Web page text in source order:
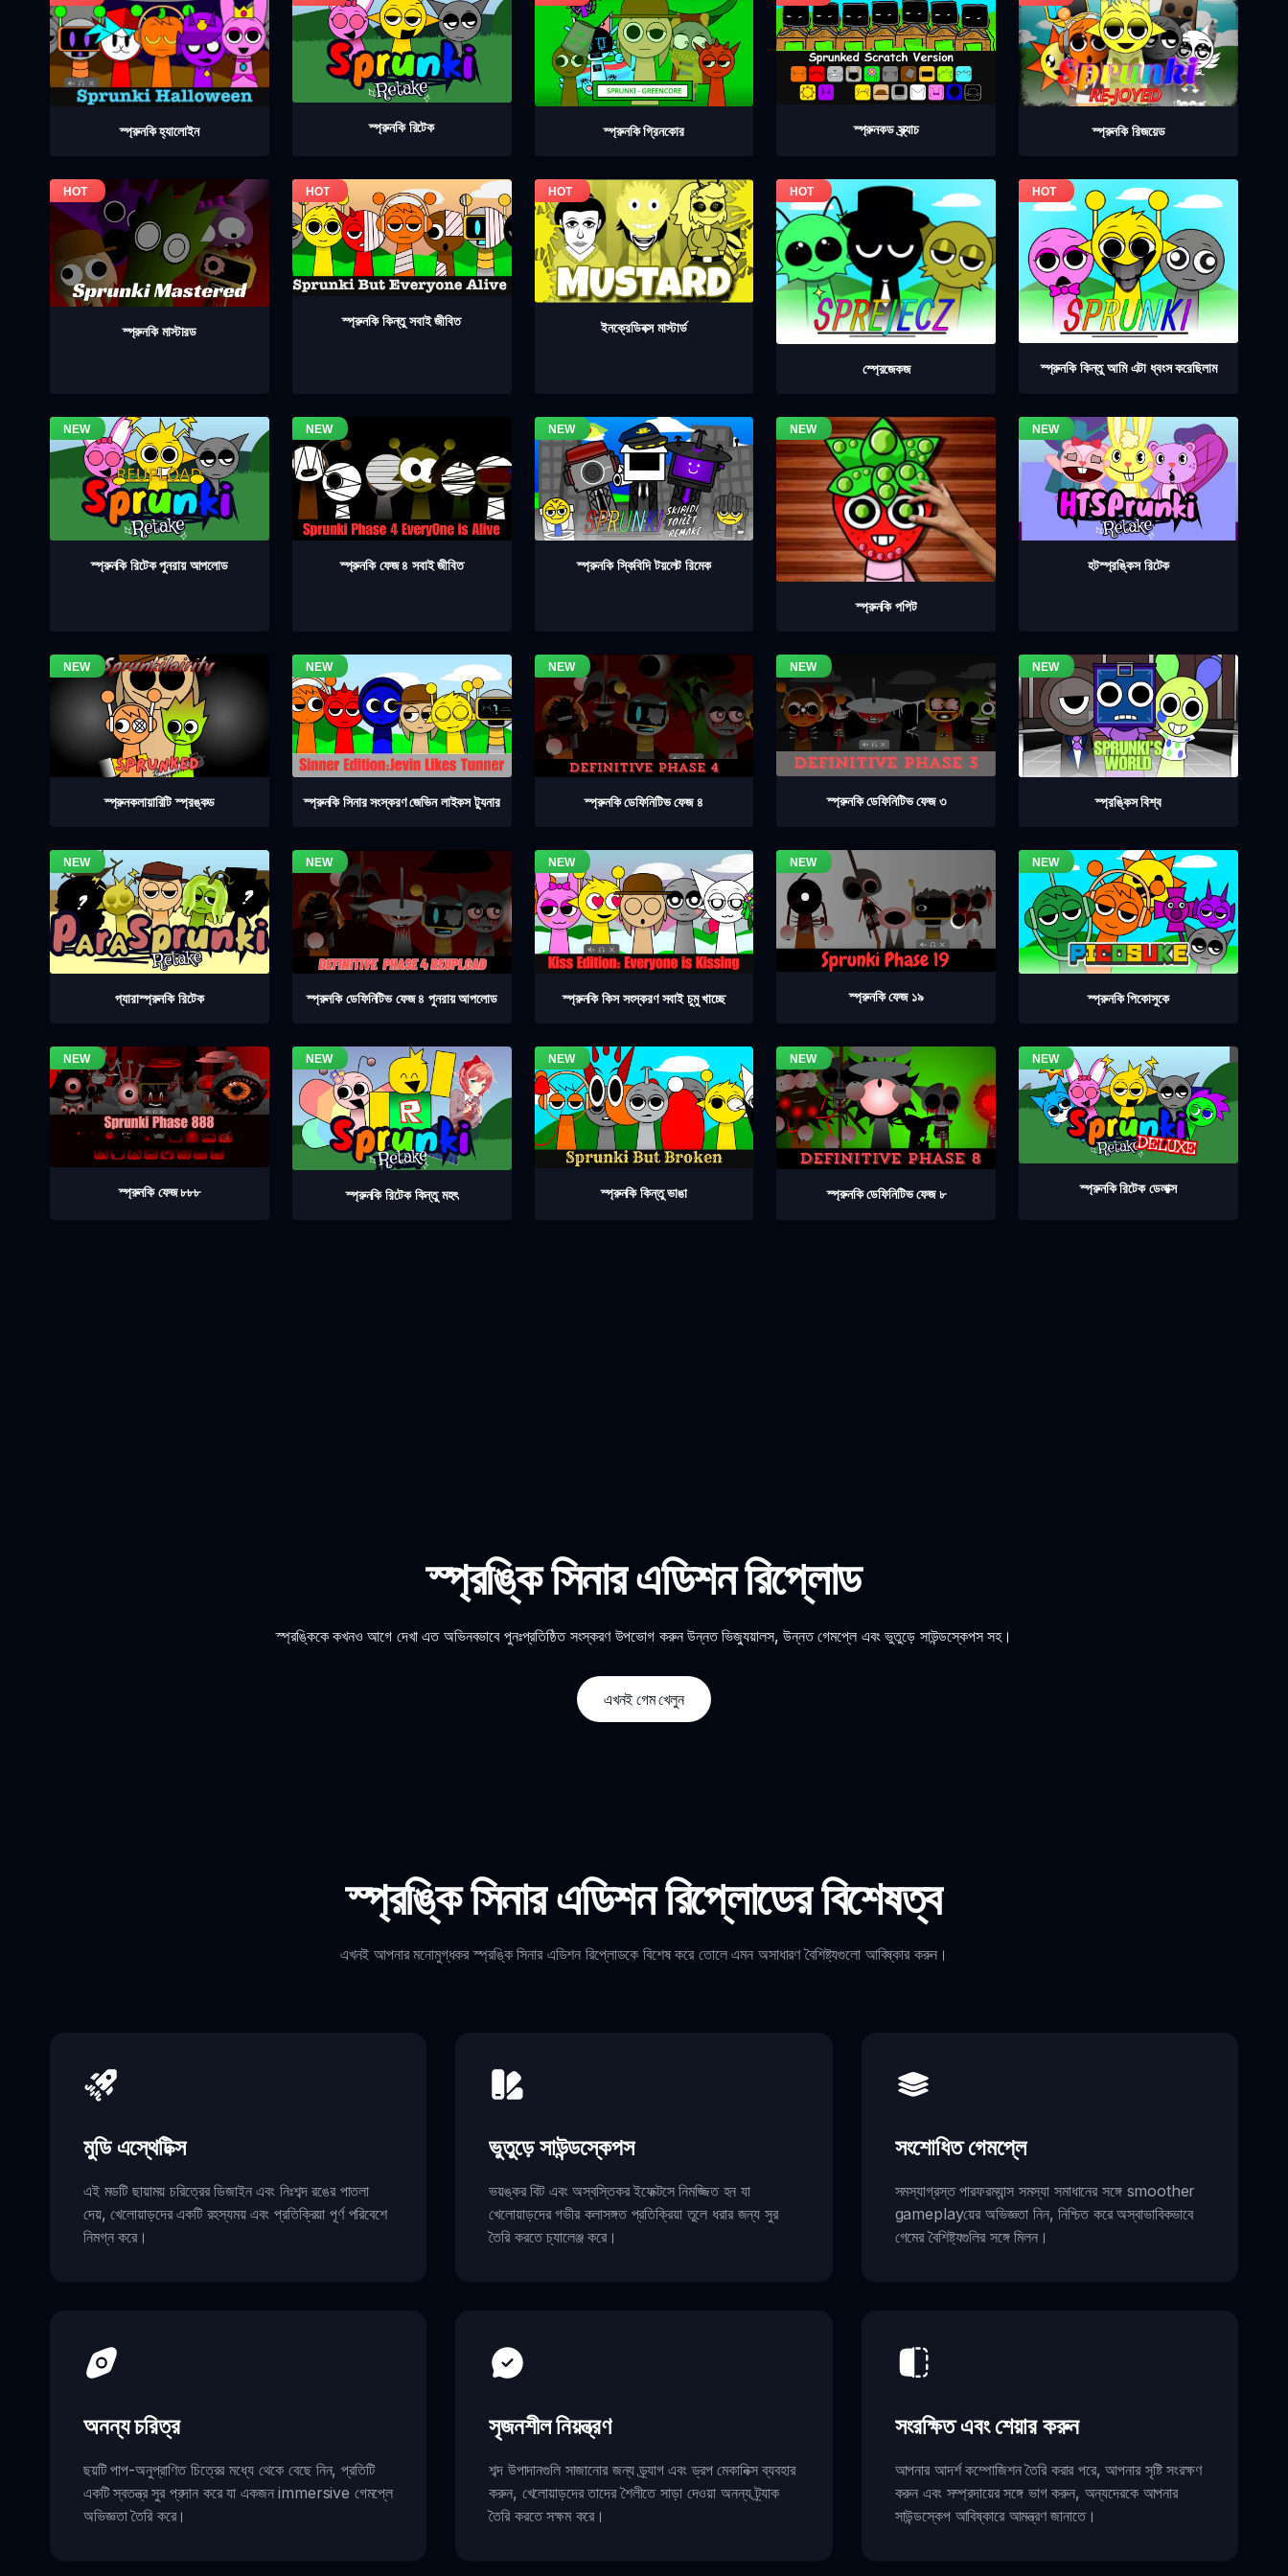
স্প্রুনকি হ্যালোইন স্প্রুনকি রিটেক স্প্রুনকি গ্রিনকোর স্প্রুনকড স্ক্র্যাচ স্প্রুনকি রিজয়েড
স্প্রুনকি মাস্টারড
স্প্রুনকি কিন্তু সবাই জীবিত ইনক্রেডিবক্স মাস্টার্ড
স্প্রেজেকজ স্প্রুনকি কিন্তু আমি এটা ধ্বংস করেছিলাম
স্প্রুনকি রিটেক পুনরায় আপলোড স্প্রুনকি ফেজ ৪ সবাই জীবিত স্প্রুনকি স্কিবিদি টয়লেট রিমেক
স্প্রুনকি পপিট
হটস্প্রঙ্কিস রিটেক
স্প্রুনকলায়ারিটি স্প্রঙ্কড স্প্রুনকি সিনার সংস্করণ জেভিন লাইকস ট্যুনার স্প্রুনকি ডেফিনিটিভ ফেজ ৪ স্প্রুনকি ডেফিনিটিভ ফেজ ৩ স্প্রঙ্কিস বিশ্ব
প্যারাস্প্রুনকি রিটেক স্প্রুনকি ডেফিনিটিভ ফেজ ৪ পুনরায় আপলোড স্প্রুনকি কিস সংস্করণ সবাই চুমু খাচ্ছে স্প্রুনকি ফেজ ১৯ স্প্রুনকি পিকোসুকে
স্প্রুনকি ফেজ ৮৮৮ স্প্রুনকি রিটেক কিন্তু মহৎ স্প্রুনকি কিন্তু ভাঙা স্প্রুনকি ডেফিনিটিভ ফেজ ৮ স্প্রুনকি রিটেক ডেলাক্স
স্প্রঙ্কি সিনার এডিশন রিপ্লোড
স্প্রঙ্কিকে কখনও আগে দেখা এত অভিনবভাবে পুনঃপ্রতিষ্ঠিত সংস্করণ উপভোগ করুন উন্নত ভিজ্যুয়ালস, উন্নত গেমপ্লে এবং ভুতুড়ে সাউন্ডস্কেপস সহ।
এখনই গেম খেলুন
স্প্রঙ্কি সিনার এডিশন রিপ্লোডের বিশেষত্ব
এখনই আপনার মনোমুগ্ধকর স্প্রঙ্কি সিনার এডিশন রিপ্লোডকে বিশেষ করে তোলে এমন অসাধারণ বৈশিষ্ট্যগুলো আবিষ্কার করুন।
মুডি এস্থেটিক্স
এই মডটি ছায়াময় চরিত্রের ডিজাইন এবং নিঃশব্দ রঙের পাতলা
দেয়, খেলোয়াড়দের একটি রহস্যময় এবং প্রতিক্রিয়া পূর্ণ পরিবেশে
নিমগ্ন করে।
ভুতুড়ে সাউন্ডস্কেপস
ভয়ঙ্কর বিট এবং অস্বস্তিকর ইফেক্টসে নিমজ্জিত হন যা
খেলোয়াড়দের গভীর কলাসঙ্গত প্রতিক্রিয়া তুলে ধরার জন্য সুর
তৈরি করতে চ্যালেঞ্জ করে।
সংশোধিত গেমপ্লে
সমস্যাগ্রস্ত পারফরম্যান্স সমস্যা সমাধানের সঙ্গে smoother
gameplayয়ের অভিজ্ঞতা নিন, নিশ্চিত করে অস্বাভাবিকভাবে
গেমের বৈশিষ্ট্যগুলির সঙ্গে মিলন।
অনন্য চরিত্র
ছয়টি পাপ-অনুপ্রাণিত চিত্রের মধ্যে থেকে বেছে নিন, প্রতিটি
একটি স্বতন্ত্র সুর প্রদান করে যা একজন immersive গেমপ্লে
অভিজ্ঞতা তৈরি করে।
সৃজনশীল নিয়ন্ত্রণ
শব্দ উপাদানগুলি সাজানোর জন্য ড্র্যাগ এবং ড্রপ মেকানিক্স ব্যবহার
করুন, খেলোয়াড়দের তাদের শৈলীতে সাড়া দেওয়া অনন্য ট্র্যাক
তৈরি করতে সক্ষম করে।
সংরক্ষিত এবং শেয়ার করুন
আপনার আদর্শ কম্পোজিশন তৈরি করার পরে, আপনার সৃষ্টি সংরক্ষণ
করুন এবং সম্প্রদায়ের সঙ্গে ভাগ করুন, অন্যদেরকে আপনার
সাউন্ডস্কেপ আবিষ্কারে আমন্ত্রণ জানাতে।